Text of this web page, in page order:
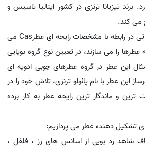
برند تیزیانا ترنزی در کشور ایتالیا تاسیس و
می کند.
در ادامه به شرح توضیحاتی در رابطه با مشخصات رایحه ای عطرCas می
را می سازند، در تعیین نوع گروه بویایی
این عطر در گروه عطرهای چوبی ادویه ای
این عطر با نام پائولو ترنزی، تلاش خود را در
و ماندگار ترین رایحه عطر به کار برده
تشکیل دهنده عطر می پردازیم:
شاهد رد بویی از اسانس های رز ، فلفل ،